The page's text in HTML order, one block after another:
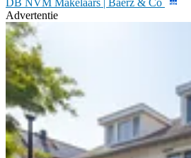
DB NVM Makelaars | Baerz & Co
Advertentie